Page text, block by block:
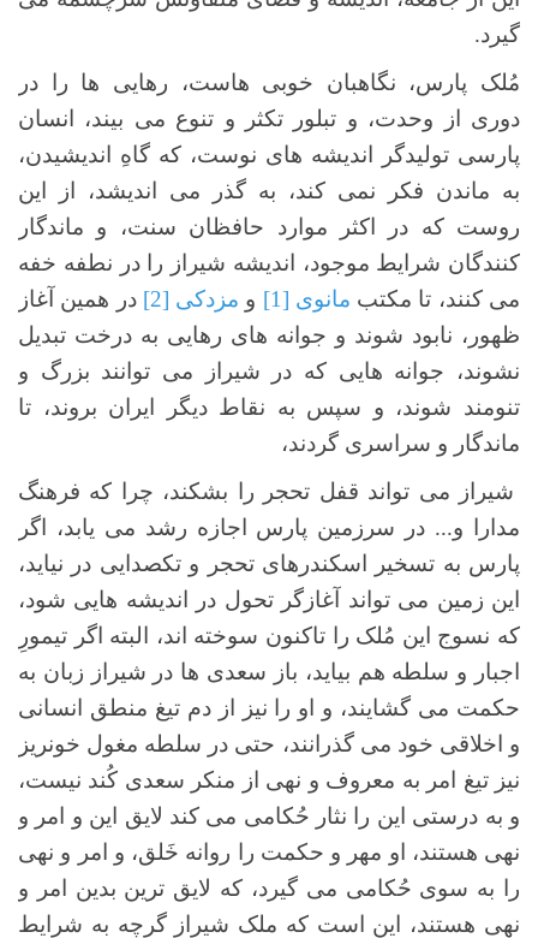
گیرد.
مُلک پارس، نگاهبان خوبی هاست، رهایی ها را در
دوری از وحدت، و تبلور تکثر و تنوع می بیند، انسان
پارسی تولیدگر اندیشه های نوست، که گاهِ اندیشیدن،
به ماندن فکر نمی کند، به گذر می اندیشد، از این
روست که در اکثر موارد حافظان سنت، و ماندگار
کنندگان شرایط موجود، اندیشه شیراز را در نطفه خفه
می کنند، تا مکتب مانوی [1] و مزدکی [2]
در همین آغاز
ظهور، نابود شوند و جوانه های رهایی به درخت تبدیل
نشوند، جوانه هایی که در شیراز می توانند بزرگ و
تنومند شوند، و سپس به نقاط دیگر ایران بروند، تا
ماندگار و سراسری گردند،
شیراز می تواند قفل تحجر را بشکند، چرا که فرهنگ
مدارا و... در سرزمین پارس اجازه رشد می یابد، اگر
پارس به تسخیر اسکندرهای تحجر و تکصدایی در نیاید،
این زمین می تواند آغازگر تحول در اندیشه هایی شود،
که نسوج این مُلک را تاکنون سوخته اند، البته اگر تیمورِ
اجبار و سلطه هم بیاید، باز سعدی ها در شیراز زبان به
حکمت می گشایند، و او را نیز از دم تیغ منطق انسانی
و اخلاقی خود می گذرانند، حتی در سلطه مغول خونریز
نیز تیغ امر به معروف و نهی از منکر سعدی کُند نیست،
و به درستی این را نثار حُکامی می کند لایق این و امر و
نهی هستند، او مهر و حکمت را روانه خَلق، و امر و نهی
را به سوی حُکامی می گیرد، که لایق ترین بدین امر و
نهی هستند، این است که ملک شیراز گرچه به شرایط